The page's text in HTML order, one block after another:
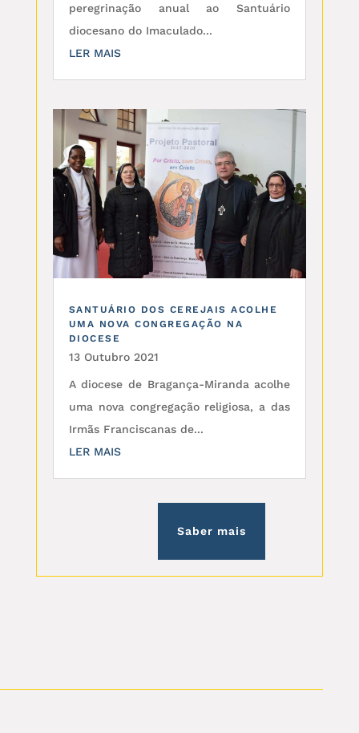
peregrinação anual ao Santuário
diocesano do Imaculado...
LER MAIS
SANTUÁRIO DOS CEREJAIS ACOLHE
UMA NOVA CONGREGAÇÃO NA
DIOCESE
13 Outubro 2021
A diocese de Bragança-Miranda acolhe
uma nova congregação religiosa, a das
Irmãs Franciscanas de...
LER MAIS
Saber mais